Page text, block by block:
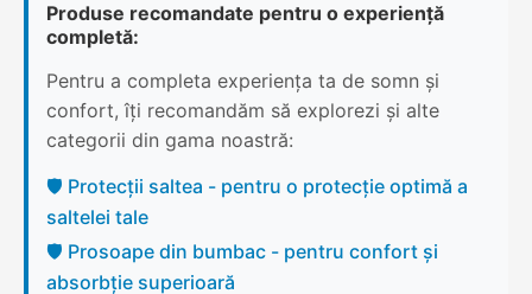
Produse recomandate pentru o experiență
completă:
Pentru a completa experiența ta de somn și
confort, îți recomandăm să explorezi și alte
categorii din gama noastră:
🛡️ Protecții saltea - pentru o protecție optimă a
saltelei tale
🛡️ Prosoape din bumbac - pentru confort și
absorbție superioară